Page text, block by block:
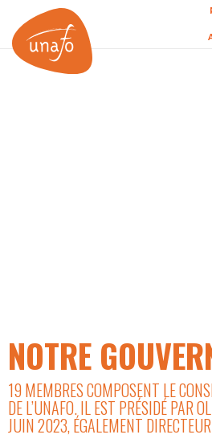
NOTRE
19 MEMBRES COMPOSENT LE
DE L’UNAFO. IL EST PRÉSIDÉ PAR
JUIN 2023, ÉGALEMENT